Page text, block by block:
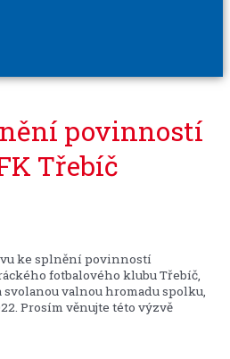
povinností
Třebíč
ke splnění povinností
fotbalového klubu Třebíč,
svolanou valnou hromadu spolku,
Prosím věnujte této výzvě